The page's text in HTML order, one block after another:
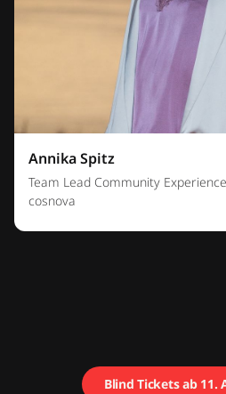
Annika Spitz
Team Lead Community Experience
cosnova
Blind Tickets ab 11.